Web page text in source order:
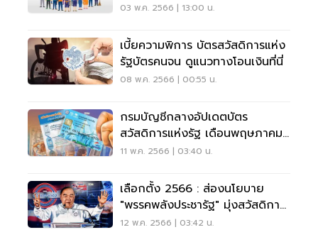
03 พ.ค. 2566 | 13:00 น.
เบี้ยความพิการ บัตรสวัสดิการแห่ง
รัฐบัตรคนจน ดูแนวทางโอนเงินที่นี่
08 พ.ค. 2566 | 00:55 น.
กรมบัญชีกลางอัปเดตบัตร
สวัสดิการแห่งรัฐ เดือนพฤษภาคม
2566 จ่ายอะไรบ้าง
11 พ.ค. 2566 | 03:40 น.
เลือกตั้ง 2566 : ส่องนโยบาย
"พรรคพลังประชารัฐ" มุ่งสวัสดิการ
สู้ศึก
12 พ.ค. 2566 | 03:42 น.